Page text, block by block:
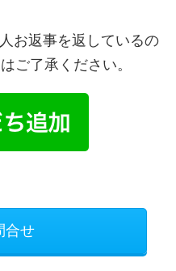
お返事を返しているの
ご了承ください。
合せ